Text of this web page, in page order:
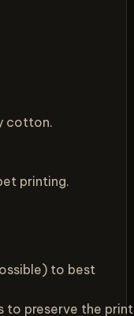
cotton.
printing.
to best
to preserve the print